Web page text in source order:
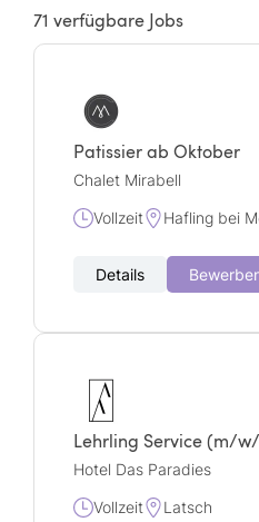
71 verfügbare Jobs
Patissier ab Oktober
Chalet Mirabell
Vollzeit
Hafling bei
Details
Lehrling Service (m/
Hotel Das Paradies
Vollzeit
Latsch